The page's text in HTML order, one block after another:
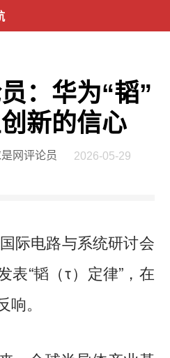
：华为“韬”
新的信心
网评论员
2026-05-29
电路与系统研讨会
表“韬（τ）定律”，在
。